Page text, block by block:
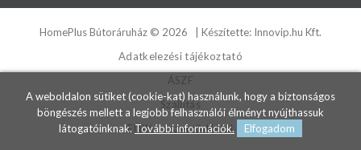
HomePlus Bútoráruház © 2026 | Készítette: Innovip.hu Kft.
Adatkelezési tájékoztató
ÁSZF
Szállítás
Elállás a szerződéstől
A weboldalon sütiket (cookie-kat) használunk, hogy a biztonságos
böngészés mellett a legjobb felhasználói élményt nyújthassuk
látogatóinknak.További információk. Elfogadom